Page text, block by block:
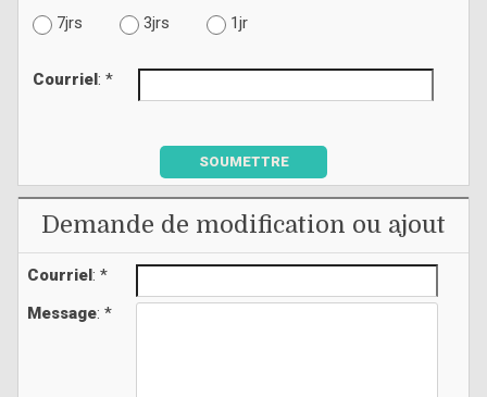
7jrs
3jrs 1jr
Courriel : *
SOUMETTRE
Demande de modification ou ajout
Courriel: *
Message: *